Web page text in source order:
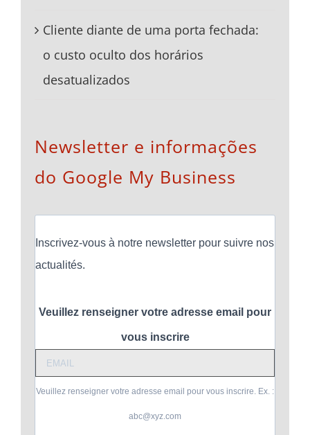
Cliente diante de uma porta fechada:
o custo oculto dos horários
desatualizados
Newsletter e informações
do Google My Business
Inscrivez-vous à notre newsletter pour suivre nos
actualités.
Veuillez renseigner votre adresse email pour
vous inscrire
Veuillez renseigner votre adresse email pour vous inscrire. Ex. :
abc@xyz.com